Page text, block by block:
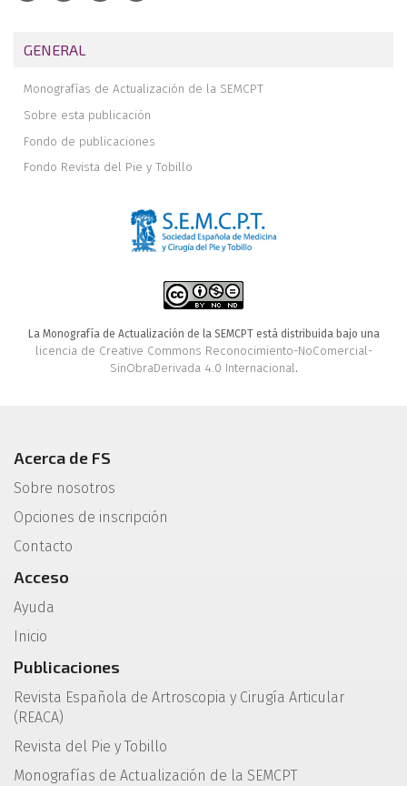
GENERAL
Monografías de Actualización de la SEMCPT
Sobre esta publicación
Fondo de publicaciones
Fondo Revista del Pie y Tobillo
La Monografía de Actualización de la SEMCPT está distribuida bajo una
licencia de Creative Commons Reconocimiento-NoComercial-
SinObraDerivada 4.0 Internacional.
Acerca de FS
Sobre nosotros
Opciones de inscripción
Contacto
Acceso
Ayuda
Inicio
Publicaciones
Revista Española de Artroscopia y Cirugía Articular
(REACA)
Revista del Pie y Tobillo
Monografías de Actualización de la SEMCPT